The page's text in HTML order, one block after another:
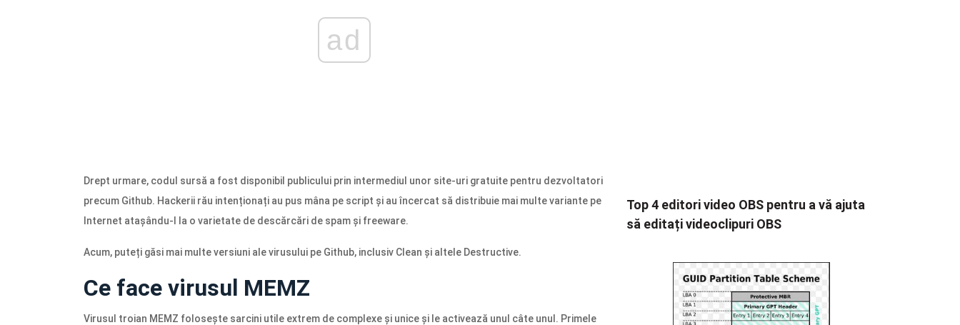
ad
Drept urmare, codul sursă a fost disponibil publicului prin intermediul unor site-uri gratuite pentru dezvoltatori
precum Github. Hackerii rău intenționați au pus mâna pe script și au încercat să distribuie mai multe variante pe
Internet atașându-l la o varietate de descărcări de spam și freeware.
Acum, puteți găsi mai multe versiuni ale virusului pe Github, inclusiv Clean și altele Destructive.
Ce face virusul MEMZ
Virusul troian MEMZ folosește sarcini utile extrem de complexe și unice și le activează unul câte unul. Primele
Top 4 editori video OBS pentru a vă ajuta
să editați videoclipuri OBS